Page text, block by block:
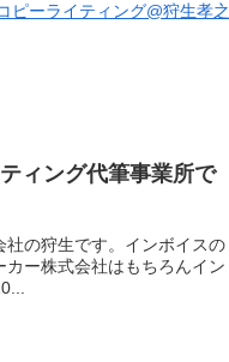
ピーライティング@狩生孝之
ィング代筆事業所で
の狩生です。インボイスの
ー株式会社はもちろんイン